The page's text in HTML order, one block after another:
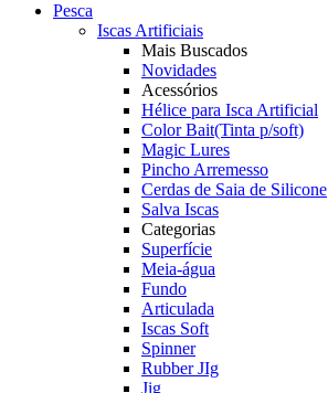
Pesca
Iscas Artificiais
Mais Buscados
Novidades
Acessórios
Hélice para Isca Artificial
Color Bait(Tinta p/soft)
Magic Lures
Pincho Arremesso
Cerdas de Saia de Silicone
Salva Iscas
Categorias
Superfície
Meia-água
Fundo
Articulada
Iscas Soft
Spinner
Rubber JIg
Jig